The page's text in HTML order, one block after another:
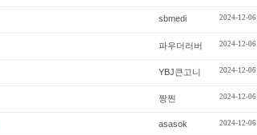
sbmedi 2024-12-06
파우더러버 2024-12-06
YBJ큰고니 2024-12-06
짱찐 2024-12-06
asasok 2024-12-06